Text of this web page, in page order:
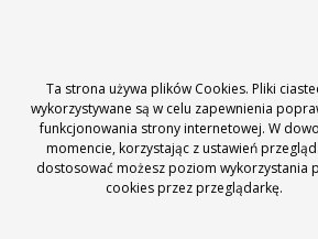
Projekt współfinansowany przez Unię Europejską
Funduszu Rozwoju
oraz budżetu Państwa w ramach Lubuskiego
Operacyjnego na lata 2007-
Webdesign:MINT
Ta strona używa plików Cookies. Pliki
wykorzystywane są w celu zapewnienia
funkcjonowania strony internetowej. W
momencie, korzystając z ustawień
dostosować możesz poziom wykorzystania
cookies przez przeglądarkę.